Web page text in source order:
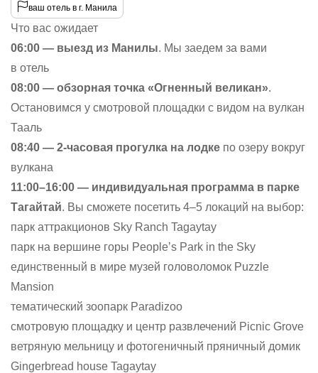
ваш отель в г. Манила
Что вас ожидает
06:00 — выезд из Манилы. Мы заедем за вами
в отель
08:00 — обзорная точка «Огненный великан».
Остановимся у смотровой площадки с видом на вулкан
Тааль
08:40 — 2-часовая прогулка на лодке по озеру вокруг
вулкана
11:00–16:00 — индивидуальная программа в парке
Тагайтай. Вы сможете посетить 4–5 локаций на выбор:
парк аттракционов Sky Ranch Tagaytay
парк на вершине горы People’s Park in the Sky
единственный в мире музей головоломок Puzzle
Mansion
тематический зоопарк Paradizoo
смотровую площадку и центр развлечений Picnic Grove
ветряную мельницу и фотогеничный пряничный домик
Gingerbread house Tagaytay